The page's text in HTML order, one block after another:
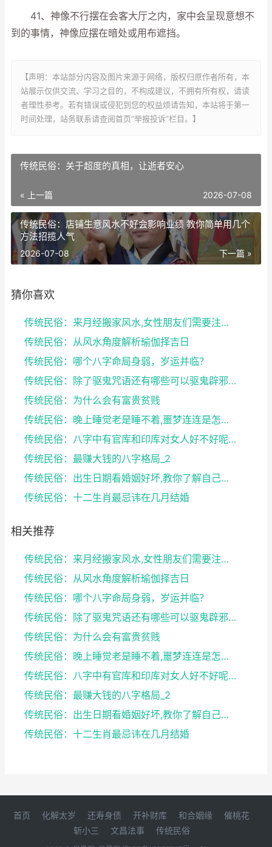
41、神像不行摆在会客大厅之内，家中会呈现意想不
到的事情，神像应摆在暗处或用布遮挡。
【声明：本站部分内容及图片来源于网络，版权归原作者所有，本
站展示仅供交流、学习之目的，不构成建议，不拥有所有权，请读
者理性参考。若有错误或侵犯到您的权益烦请告知，本站将于第一
时间处理，站务联系请查阅首页“举报投诉”栏目。】
传统民俗：关于超度的真相，让逝者安心
« 上一篇 2026-07-08
传统民俗：店铺生意风水不好会影响业绩 教你简单用几个
方法招揽人气
下一篇 »
2026-07-08
猜你喜欢
传统民俗：来月经搬家风水,女性朋友们需要注意了
传统民俗：从风水角度解析瑜伽择吉日
传统民俗：哪个八字命局身弱，岁运并临？
传统民俗：除了驱鬼咒语还有哪些可以驱鬼辟邪的方法？...
传统民俗：为什么会有富贵贫贱
传统民俗：晚上睡觉老是睡不着,噩梦连连是怎么回事
传统民俗：八字中有官库和印库对女人好不好呢？赶快收...
传统民俗：最赚大钱的八字格局_2
传统民俗：出生日期看婚姻好坏,教你了解自己未来的婚...
传统民俗：十二生肖最忌讳在几月结婚
相关推荐
传统民俗：来月经搬家风水,女性朋友们需要注意了
传统民俗：从风水角度解析瑜伽择吉日
传统民俗：哪个八字命局身弱，岁运并临？
传统民俗：除了驱鬼咒语还有哪些可以驱鬼辟邪的方法？...
传统民俗：为什么会有富贵贫贱
传统民俗：晚上睡觉老是睡不着,噩梦连连是怎么回事
传统民俗：八字中有官库和印库对女人好不好呢？赶快收...
传统民俗：最赚大钱的八字格局_2
传统民俗：出生日期看婚姻好坏,教你了解自己未来的婚...
传统民俗：十二生肖最忌讳在几月结婚
首页 化解太岁 还寿身债 开补财库 和合姻缘
催桃花
斩小三
文昌法事 传统民俗